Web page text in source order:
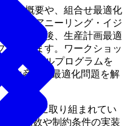
題の概要や、組合せ最適化
る量子アニーリング・イジ
紹介した後、生産計画最適
を行います。ワークショッ
とサンプルプログラムを
生産計画最適化問題を解
効率化に取り組まれてい
目的関数や制約条件の実装